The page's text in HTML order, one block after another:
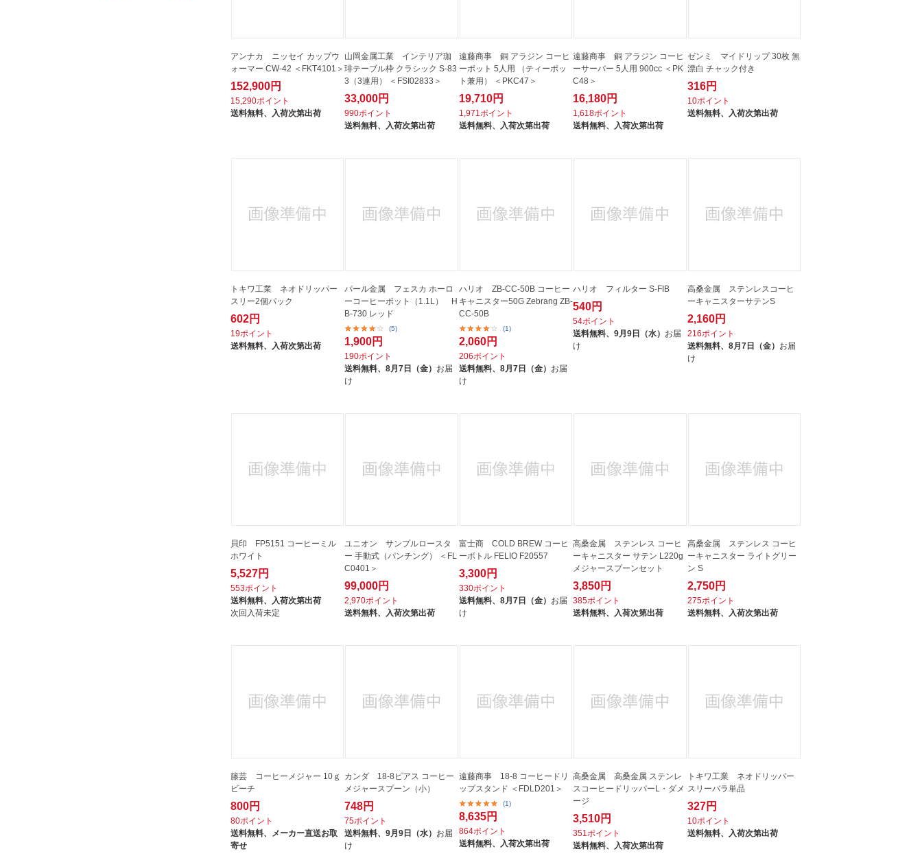
アンナカ ニッセイ カップウ
ォーマー CW-42 ＜FKT4101＞
152,900円
15,290ポイント
送料無料、 入荷次第出荷
山岡金属工業 インテリア珈
琲テーブル枠 クラシック S-83
3（3連用） ＜FSI02833＞
33,000円
990ポイント
送料無料、 入荷次第出荷
遠藤商事 銅 アラジン コーヒ
ーポット 5人用 （ティーポッ
ト兼用） ＜PKC47＞
19,710円
1,971ポイント
送料無料、 入荷次第出荷
遠藤商事 銅 アラジン コーヒ
ーサーバー 5人用 900cc ＜PK
C48＞
16,180円
1,618ポイント
送料無料、 入荷次第出荷
ゼンミ マイドリップ 30枚 無
漂白 チャック付き
316円
10ポイント
送料無料、
入荷次第出荷
トキワ工業 ネオドリッパー
スリー2個パック
602円
19ポイント
送料無料、 入荷次第出荷
パール金属 フェスカ ホーロ
ーコーヒーポット（1.1L） H
B-730 レッド
(5)
1,900円
190ポイント
送料無料、8月7日（金） お届
け
ハリオ ZB-CC-50B コーヒー
キャニスター50G Zebrang ZB-
CC-50B
(1)
2,060円
206ポイント
送料無料、 8月7日（金） お届
け
ハリオ フィルター S-FIB
540円
54ポイント
送料無料、9月9日（水） お届
け
高桑金属 ステンレスコーヒ
ーキャニスターサテンS
2,160円
216ポイント
送料無料、 8月7日（金） お届
け
貝印 FP5151 コーヒーミル
ホワイト
5,527円
553ポイント
送料無料、 入荷次第出荷
次回入荷未定
ユニオン サンプルロースタ
ー 手動式（パンチング） ＜FL
C0401＞
99,000円
2,970ポイント
送料無料、 入荷次第出荷
富士商 COLD BREW コーヒ
ーボトル FELIO F20557
3,300円
330ポイント
送料無料、 8月7日（金） お届
け
高桑金属 ステンレス コーヒ
ーキャニスター サテン L220g
メジャースプーンセット
3,850円
385ポイント
送料無料、 入荷次第出荷
高桑金属 ステンレス コーヒ
ーキャニスター ライトグリー
ン S
2,750円
275ポイント
送料無料、
入荷次第出荷
籐芸 コーヒーメジャー 10ｇ
ビーチ
800円
80ポイント
送料無料、
メーカー直送お取
寄せ
カンダ 18-8ピアス コーヒー
メジャースプーン（小）
748円
75ポイント
送料無料、9月9日（水） お届
け
遠藤商事 18-8 コーヒードリ
ップスタンド ＜FDLD201＞
(1)
8,635円
864ポイント
送料無料、
入荷次第出荷
高桑金属 高桑金属 ステンレ
スコーヒードリッパーL・ダメ
ージ
3,510円
351ポイント
送料無料、
入荷次第出荷
トキワ工業 ネオドリッパー
スリーバラ単品
327円
10ポイント
送料無料、
入荷次第出荷